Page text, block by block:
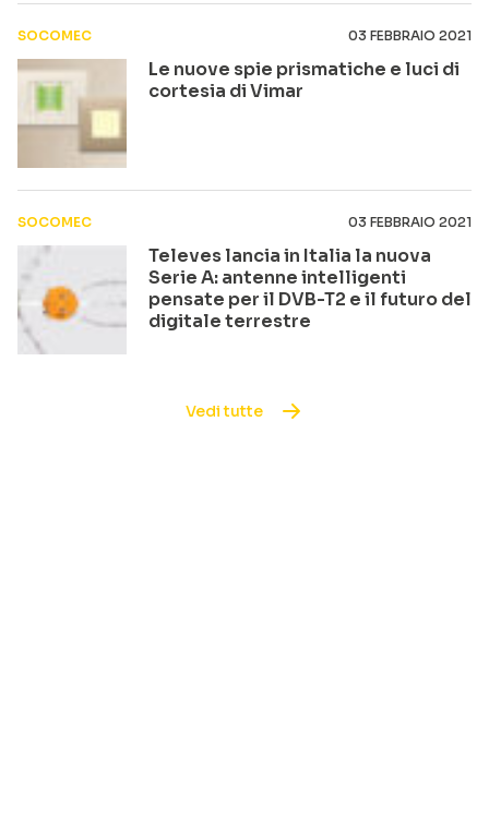
SOCOMEC 03 FEBBRAIO 2021
Le nuove spie prismatiche e luci di
cortesia di Vimar
SOCOMEC 03 FEBBRAIO 2021
Televes lancia in Italia la nuova
Serie A: antenne intelligenti
pensate per il DVB-T2 e il futuro del
digitale terrestre
Vedi tutte